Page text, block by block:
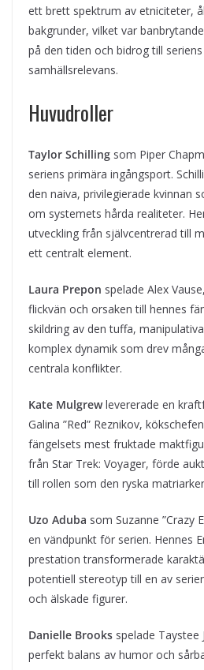
ett brett spektrum av etniciteter,
bakgrunder, vilket var
på den tiden och bidrog till
samhällsrelevans.
Huvudroller
Taylor Schilling som Piper
seriens primära ingångsport.
den naiva, privilegierade kvinnan
om systemets hårda realiteter.
utveckling från självcentrerad till
ett centralt element.
Laura Prepon spelade Alex
flickvän och orsaken till hennes
skildring av den tuffa,
komplex dynamik som drev
centrala konflikter.
Kate Mulgrewlevererade en
Galina ”Red” Reznikov,
fängelsets mest fruktade
från Star Trek: Voyager, förde
till rollen som den ryska
Uzo Aduba som Suzanne ”Crazy
en vändpunkt för serien. Hennes
prestation transformerade
potentiell stereotyp till en av
och älskade figurer.
Danielle Brooks spelade Taystee
perfekt balans av humor och